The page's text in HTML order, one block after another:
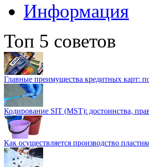
Информация
Топ 5 советов
Главные преимущества кредитных карт:
Кодирование SIT (MST): достоинства,
Как осуществляется производство